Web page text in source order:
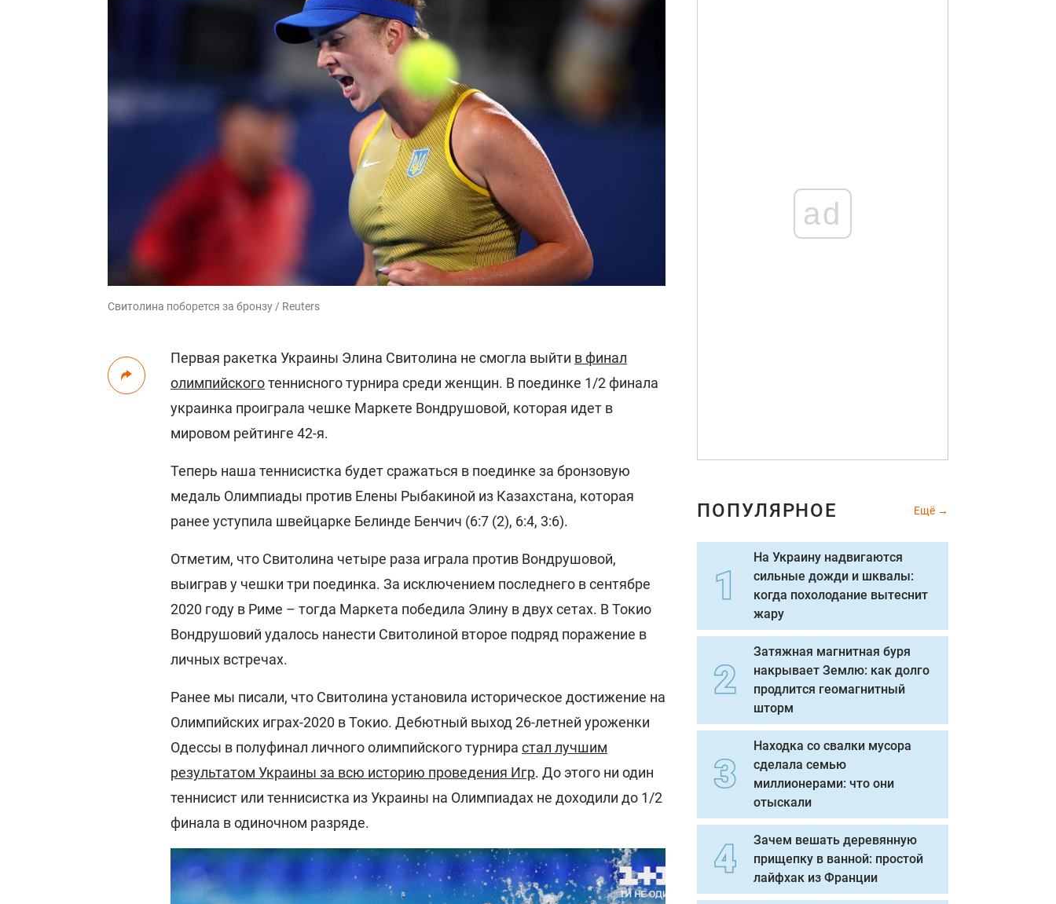
Свитолина поборется за бронзу / Reuters
Первая ракетка Украины Элина Свитолина не смогла выйти в финал
олимпийскоготеннисного турнира среди женщин. В поединке 1/2 финала
украинка проиграла чешке Маркете Вондрушовой, которая идет в
мировом рейтинге 42-я.
Теперь наша теннисистка будет сражаться в поединке за бронзовую
медаль Олимпиады против Елены Рыбакиной из Казахстана, которая
ранее уступила швейцарке Белинде Бенчич (6:7 (2), 6:4, 3:6).
Отметим, что Свитолина четыре раза играла против Вондрушовой,
выиграв у чешки три поединка. За исключением последнего в сентябре
2020 году в Риме – тогда Маркета победила Элину в двух сетах. В Токио
Вондрушовий удалось нанести Свитолиной второе подряд поражение в
личных встречах.
Ранее мы писали, что Свитолина установила историческое достижение на
Олимпийских играх-2020 в Токио. Дебютный выход 26-летней уроженки
Одессы в полуфинал личного олимпийского турнира стал лучшим
результатом Украины за всю историю проведения Игр. До этого ни один
теннисист или теннисистка из Украины на Олимпиадах не доходили до 1/2
финала в одиночном разряде.
ad
ПОПУЛЯРНОЕ Ещё
На Украину надвигаются
сильные дожди и шквалы:
когда похолодание вытеснит
жару
Затяжная магнитная буря
накрывает Землю: как долго
продлится геомагнитный
шторм
Находка со свалки мусора
сделала семью
миллионерами: что они
отыскали
Зачем вешать деревянную
прищепку в ванной: простой
лайфхак из Франции